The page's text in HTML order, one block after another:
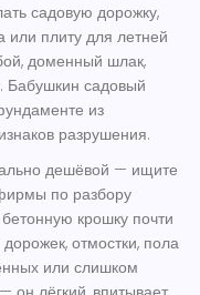
садовую дорожку,
или плиту для летней
доменный шлак,
Бабушкин садовый
из
разрушения.
дешёвой — ищите
по разбору
крошку почти
отмостки, пола
или слишком